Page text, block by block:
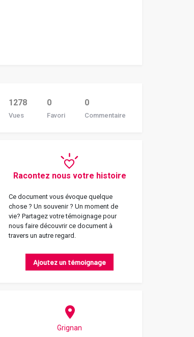
1278
Vues
0
Favori
0
Commentaire
Racontez nous votre histoire
Ce document vous évoque quelque
chose ? Un souvenir ? Un moment de
vie? Partagez votre témoignage pour
nous faire découvrir ce document à
travers un autre regard.
Ajoutez un témoignage
Grignan